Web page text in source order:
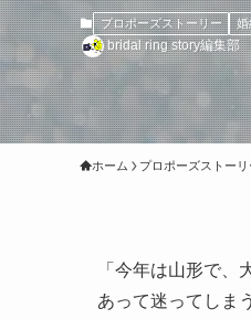
プロポーズストーリー 婚
bridal ring story編集部
ホーム プロポーズストーリ
「今年は山形で
あって迷ってしま